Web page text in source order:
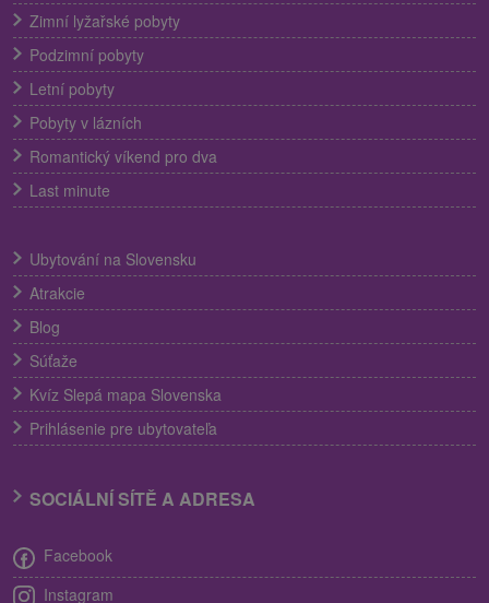
Zimní lyžařské pobyty
Podzimní pobyty
Letní pobyty
Pobyty v lázních
Romantický víkend pro dva
Last minute
Ubytování na Slovensku
Atrakcie
Blog
Súťaže
Kvíz Slepá mapa Slovenska
Prihlásenie pre ubytovateľa
SOCIÁLNÍ SÍTĚ A ADRESA
Facebook
Instagram